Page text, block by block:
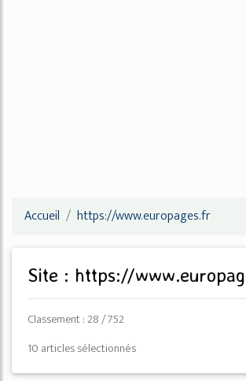
Accueil https://www.europages.fr
Site : https://
Classement : 28 / 752
10 articles sélectionnés